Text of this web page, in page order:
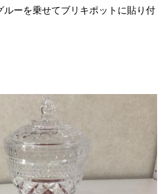
ルーを乗せてブリキポットに貼り付